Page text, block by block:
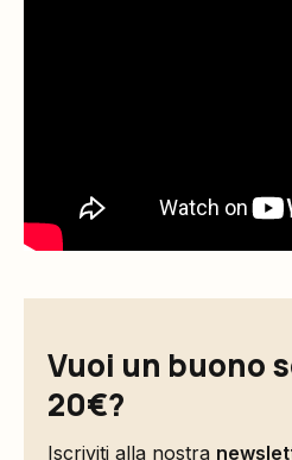
Vuoi un buono
20€?
Iscriviti alla nostra